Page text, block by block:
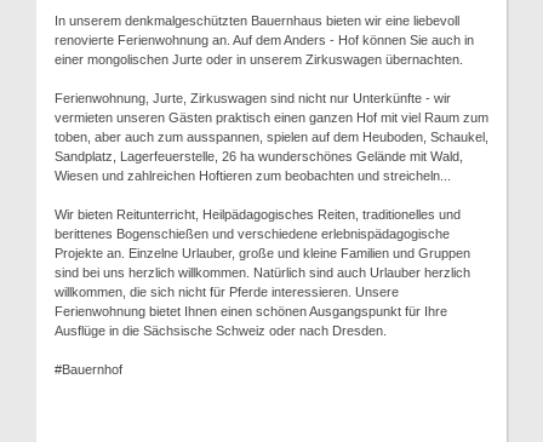
In unserem denkmalgeschützten Bauernhaus bieten wir eine liebevoll
renovierte Ferienwohnung an. Auf dem Anders - Hof können Sie auch in
einer mongolischen Jurte oder in unserem Zirkuswagen übernachten.
Ferienwohnung, Jurte, Zirkuswagen sind nicht nur Unterkünfte - wir
vermieten unseren Gästen praktisch einen ganzen Hof mit viel Raum zum
toben, aber auch zum ausspannen, spielen auf dem Heuboden, Schaukel,
Sandplatz, Lagerfeuerstelle, 26 ha wunderschönes Gelände mit Wald,
Wiesen und zahlreichen Hoftieren zum beobachten und streicheln...
Wir bieten Reitunterricht, Heilpädagogisches Reiten, traditionelles und
berittenes Bogenschießen und verschiedene erlebnispädagogische
Projekte an. Einzelne Urlauber, große und kleine Familien und Gruppen
sind bei uns herzlich willkommen. Natürlich sind auch Urlauber herzlich
willkommen, die sich nicht für Pferde interessieren. Unsere
Ferienwohnung bietet Ihnen einen schönen Ausgangspunkt für Ihre
Ausflüge in die Sächsische Schweiz oder nach Dresden.
#Bauernhof